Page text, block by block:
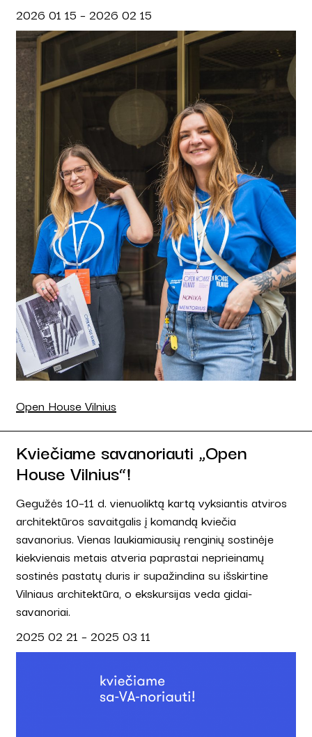
2026 01 15 – 2026 02 15
Open House Vilnius
Kviečiame savanoriauti „Open
House Vilnius“!
Gegužės 10–11 d. vienuoliktą kartą vyksiantis atviros
architektūros savaitgalis į komandą kviečia
savanorius. Vienas laukiamiausių renginių sostinėje
kiekvienais metais atveria paprastai neprieinamų
sostinės pastatų duris ir supažindina su išskirtine
Vilniaus architektūra, o ekskursijas veda gidai-
savanoriai.
2025 02 21 – 2025 03 11